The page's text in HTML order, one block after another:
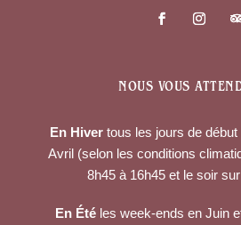
NOUS VOUS
En Hiver tous les jours de
Avril (selon les conditions
8h45 à 16h45 et le soir
En Été les week-ends en Juin